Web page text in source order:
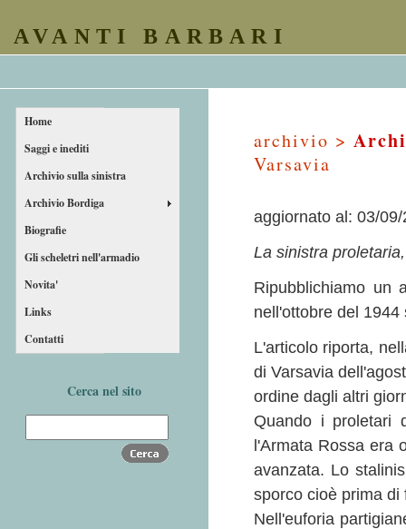
AVANTI BARBARI
Home
Saggi e inediti
Archivio sulla sinistra
Archivio Bordiga
Biografie
Gli scheletri nell'armadio
Novita'
Links
Contatti
Cerca nel sito
archivio >
Varsavia
aggiornato al: 03/09/
La sinistra
Ripubblichiamo un
nell'ottobre del
L'articolo riporta,
di Varsavia
ordine dagli altri
Quando i proletari
l'Armata Rossa era
avanzata. Lo
sporco cioè prima
Nell'euforia